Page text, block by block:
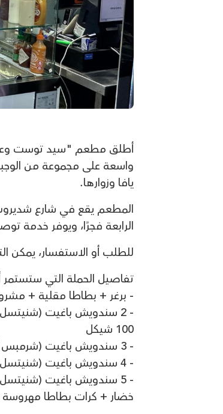
أطلق مطعم "سيد توست
واسعة على مجموعة من
يافا وزوارها.
الرابعة فجرًا، ويوفر خدمة
للطلب أو الاستفسار، يمكن التواصل
تفاصيل الحملة التي
- برغر + بطاطا مقلية + مشروب =
100 شيكل
- 3 سندويش باغيت (شرمبس أو أنتريكوت) + كولا كبيرة + شيبس = 150 شيكل
- 4 سندويش باغيت (شنيتسل، كباب، نقانق ، مشكّل، صدر دجاج، توست) + كولا + شيبس = 150 شيكل
- 5 سندويش باغيت
خضار + كرات بطاطا مهروسة = 200